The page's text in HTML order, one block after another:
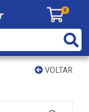
0
VOLTAR